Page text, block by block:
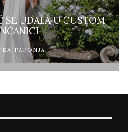
SE UDALA U CUSTOM
PAPONJA